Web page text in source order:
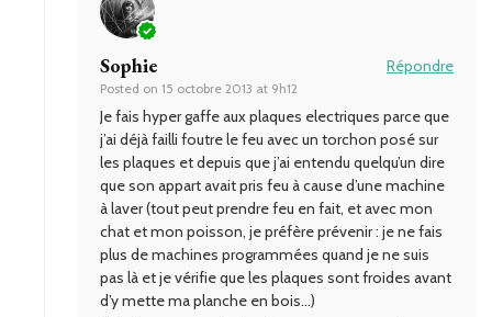
Sophie
Posted on 15 octobre 2013 at 9h12
Répondre
Je fais hyper gaffe aux plaques electriques parce que
j’ai déjà failli foutre le feu avec un torchon posé sur
les plaques et depuis que j’ai entendu quelqu’un dire
que son appart avait pris feu à cause d’une machine
à laver (tout peut prendre feu en fait, et avec mon
chat et mon poisson, je préfère prévenir : je ne fais
plus de machines programmées quand je ne suis
pas là et je vérifie que les plaques sont froides avant
d’y mette ma planche en bois…)